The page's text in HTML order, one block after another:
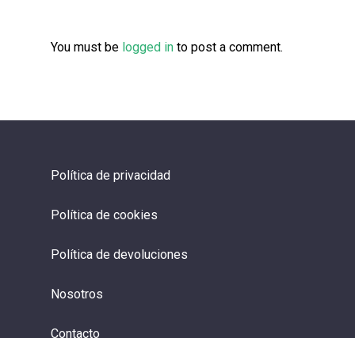
You must be logged in to post a comment.
Política de privacidad
Política de cookies
Política de devoluciones
Nosotros
Contacto